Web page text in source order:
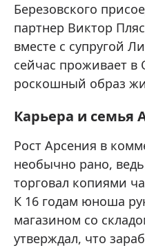
Березовского
партнер Виктор
вместе с супругой
сейчас проживает в
роскошный образ
Карьера и семья
Рост Арсения в
необычно рано,
торговал копиями
К 16 годам юноша
магазином со
утверждал, что